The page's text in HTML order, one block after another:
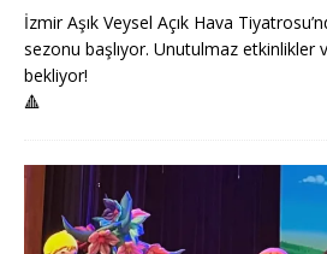
İzmir Aşık Veysel Açık Hava
sezonu başlıyor. Unutulmaz etkinlikler
bekliyor!
🔺